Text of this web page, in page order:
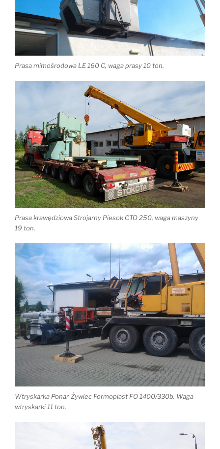
Prasa mimośrodowa LE 160 C, waga prasy 10 ton.
Prasa krawędziowa Strojarny Piesok CTO 250, waga maszyny
19 ton.
Wtryskarka Ponar-Żywiec Formoplast FO 1400/330b. Waga
wtryskarki 11 ton.